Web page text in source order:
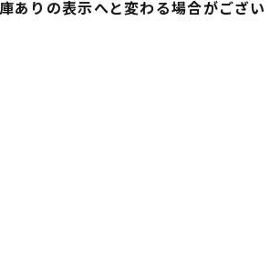
ありの表示へと変わる場合がござい